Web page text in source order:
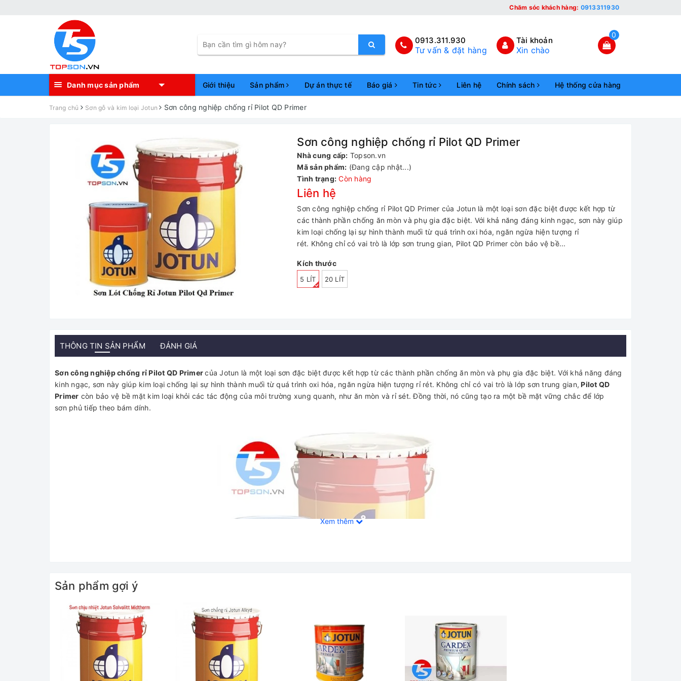
Chăm sóc khách hàng: 0913311930
0913.311.930
Tư vấn & đặt hàng
Tài khoản
Xin chào
0
Danh mục sản phẩm Giới thiệu Sản phẩm Dự án thực tế Báo giá Tin tức Liên hệ Chính sách Hệ thống cửa hàng
Trang chủ Sơn gỗ và kim loại Jotun Sơn công nghiệp chống rỉ Pilot QD Primer
Sơn công nghiệp chống rỉ Pilot QD Primer
Nhà cung cấp: Topson.vn
Mã sản phẩm: (Đang cập nhật...)
Tình trạng: Còn hàng
Liên hệ
Sơn công nghiệp chống rỉ Pilot QD Primer của Jotun là một loại sơn đặc biệt được kết hợp từ
các thành phần chống ăn mòn và phụ gia đặc biệt. Với khả năng đáng kinh ngạc, sơn này giúp
kim loại chống lại sự hình thành muối từ quá trình oxi hóa, ngăn ngừa hiện tượng rỉ
rét. Không chỉ có vai trò là lớp sơn trung gian, Pilot QD Primer còn bảo vệ bề...
Kích thước
5 LÍT 20 LÍT
THÔNG TIN SẢN PHẨM ĐÁNH GIÁ
Sơn công nghiệp chống rỉ Pilot QD Primercủa Jotun là một loại sơn đặc biệt được kết hợp từ các thành phần chống ăn mòn và phụ gia đặc biệt. Với khả năng đáng
kinh ngạc, sơn này giúp kim loại chống lại sự hình thành muối từ quá trình oxi hóa, ngăn ngừa hiện tượng rỉ rét. Không chỉ có vai trò là lớp sơn trung gian, Pilot QD
Primer còn bảo vệ bề mặt kim loại khỏi các tác động của môi trường xung quanh, như ăn mòn và rỉ sét. Đồng thời, nó cũng tạo ra một bề mặt vững chắc để lớp
sơn phủ tiếp theo bám dính.
Có nhiều điểm nổi bật về sơn Jotun Pilot QD Primer:
Xem thêm
Sản phẩm gợi ý